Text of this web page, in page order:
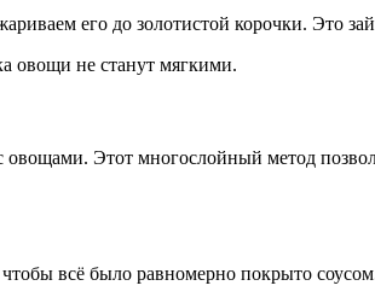
его до золотистой корочки. Это
овощи не станут мягкими.
Этот многослойный метод
всё было равномерно покрыто